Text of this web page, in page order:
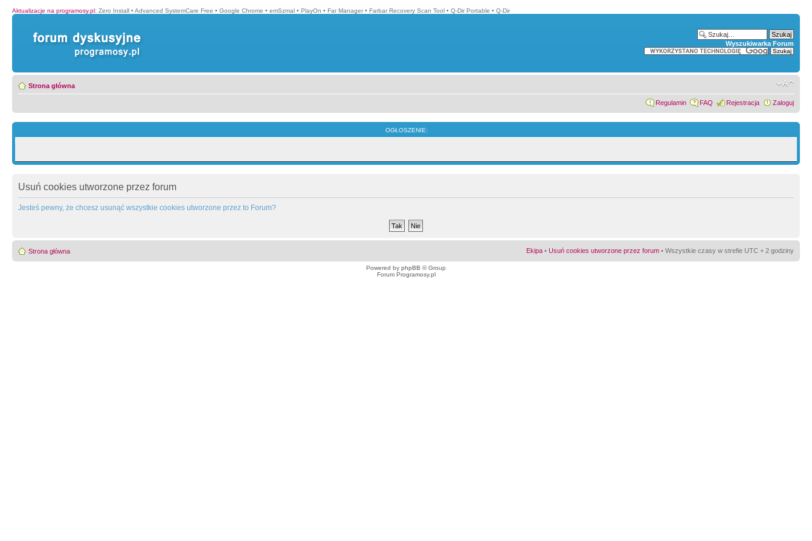
Aktualizacje na programosy.pl: Zero Install • Advanced SystemCare Free • Google Chrome • emSzmal • PlayOn • Far Manager • Farbar Recovery Scan Tool • Q-Dir Portable • Q-Dir
Wyszukiwarka Forum
Strona główna
Regulamin FAQ Rejestracja Zaloguj
OGŁOSZENIE:
Usuń cookies utworzone przez forum
Jesteś pewny, że chcesz usunąć wszystkie cookies utworzone przez to Forum?
Strona główna Ekipa • Usuń cookies utworzone przez forum • Wszystkie czasy w strefie UTC + 2 godziny
Powered by phpBB © Group
Forum Programosy.pl